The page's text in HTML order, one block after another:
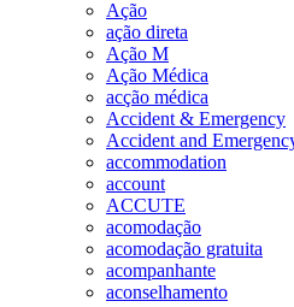
Ação
ação direta
Ação M
Ação Médica
acção médica
Accident & Emergency
Accident and
accommodation
account
ACCUTE
acomodação
acomodação gratuita
acompanhante
aconselhamento